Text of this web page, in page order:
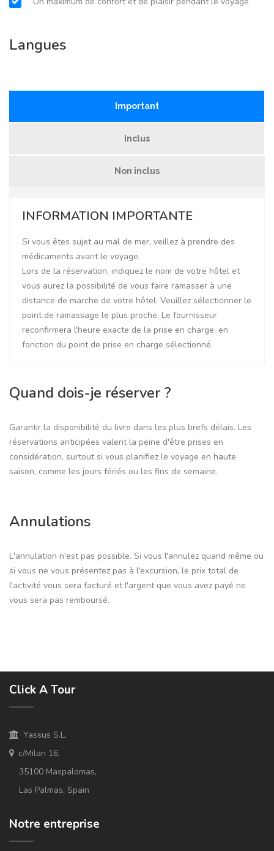
Langues
Important
Inclus
Non inclus
INFORMATION IMPORTANTE
Si vous êtes sujet au mal de mer, veillez à prendre des
médicaments avant le voyage.
Lors de la réservation, indiquez le nom de votre hôtel et
vous aurez la possibilité de vous faire ramasser à une
distance de marche de votre hôtel. Veuillez sélectionner le
point de ramassage le plus proche. Le fournisseur
reconfirmera l'heure exacte de la prise en charge, en
fonction du point de prise en charge sélectionné.
Quand dois-je réserver ?
Garantir la disponibilité du livre dans les plus brefs délais. Les
réservations anticipées valent la peine d'être prises en
considération, surtout si vous planifiez le voyage en haute
saison, comme les jours fériés ou les fins de semaine.
Annulations
L'annulation n'est pas possible. Si vous l'annulez quand même ou
si vous ne vous présentez pas à l'excursion, le prix total de
l'activité vous sera facturé et l'argent que vous avez payé ne
vous sera pas remboursé.
Click A Tour
Yassus S.L.
c/Milan 16,
35100 Maspalomas,
Las Palmas, Spain
Notre entreprise